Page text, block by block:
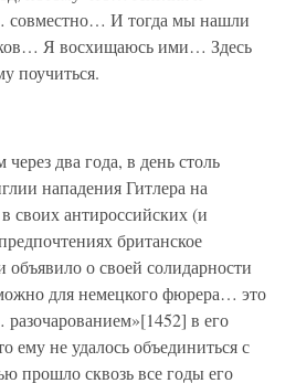
совместно… И тогда мы нашли
Я восхищаюсь ими… Здесь
поучиться.
два года, в день столь
нападения Гитлера на
своих антироссийских (и
британское
объявило о своей солидарности
для немецкого фюрера… это
в его
ему не удалось объединиться с
прошло сквозь все годы его